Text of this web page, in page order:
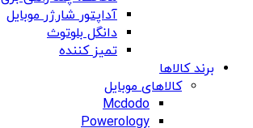
آداپتور شارژر موبایل
دانگل بلوتوث
تمیز کننده
برند کالاها
کالاهای موبایل
Mcdodo
Powerology